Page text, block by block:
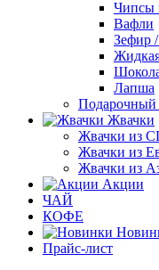
Чипсы
Вафли
Зефир
Лапша
Подарочный
Жвачки
Жвачки из
Жвачки из
Жвачки из
Акции
ЧАЙ
КОФЕ
Прайс-лист